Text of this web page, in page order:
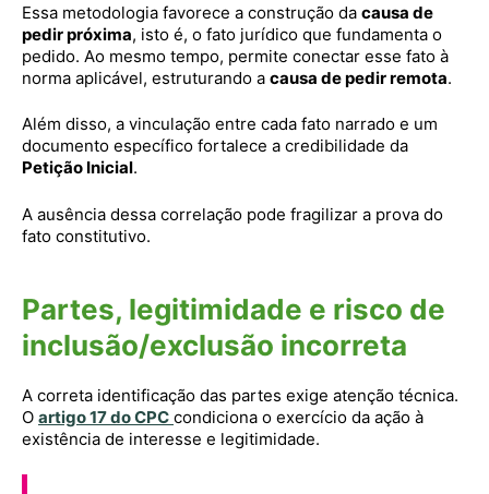
Essa metodologia favorece a construção da causa de
pedir próxima, isto é, o fato jurídico que fundamenta o
pedido. Ao mesmo tempo, permite conectar esse fato à
norma aplicável, estruturando a causa de pedir remota.
Além disso, a vinculação entre cada fato narrado e um
documento específico fortalece a credibilidade da
Petição Inicial.
A ausência dessa correlação pode fragilizar a prova do
fato constitutivo.
Partes, legitimidade e risco de
inclusão/exclusão incorreta
A correta identificação das partes exige atenção técnica.
O artigo 17 do CPC condiciona o exercício da ação à
existência de interesse e legitimidade.